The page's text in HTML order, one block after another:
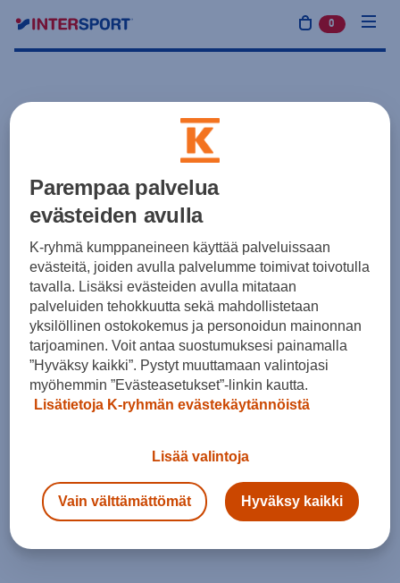
0 tuotetta
Parempaa palvelua
evästeiden avulla
K-ryhmä kumppaneineen käyttää palveluissaan
evästeitä, joiden avulla palvelumme toimivat toivotulla
tavalla. Lisäksi evästeiden avulla mitataan
palveluiden tehokkuutta sekä mahdollistetaan
yksilöllinen ostokokemus ja personoidun mainonnan
tarjoaminen. Voit antaa suostumuksesi painamalla
”Hyväksy kaikki”. Pystyt muuttamaan valintojasi
myöhemmin ”Evästeasetukset”-linkin kautta.
Lisätietoja K-ryhmän evästekäytännöistä
Lisää valintoja
Vain välttämättömät Hyväksy kaikki